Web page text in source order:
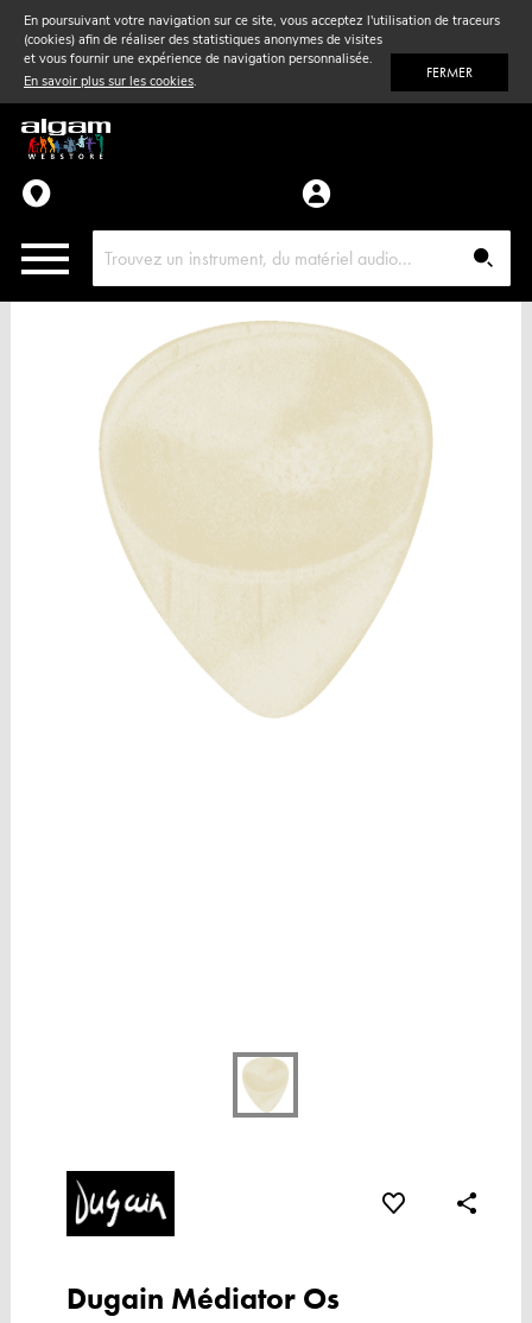
En poursuivant votre navigation sur ce site, vous acceptez l'utilisation de traceurs
(cookies) afin de réaliser des statistiques anonymes de visites
et vous fournir une expérience de navigation personnalisée.
En savoir plus sur les cookies. FERMER
Vent& Violon
Accessoires
Pièces détachées
Dugain Médiator Os